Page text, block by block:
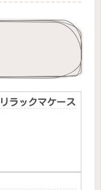
ラックマケース